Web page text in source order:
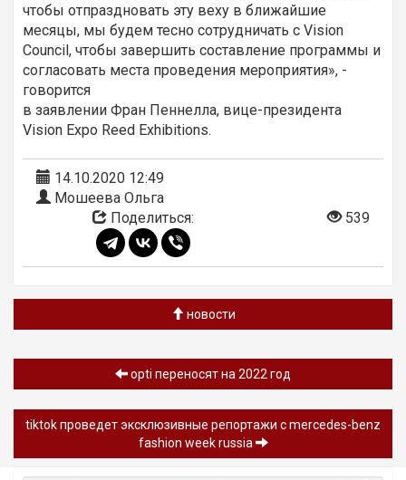
чтобы отпраздновать эту веху в ближайшие
месяцы, мы будем тесно сотрудничать с Vision
Council, чтобы завершить составление программы и
согласовать места проведения мероприятия», -
говорится
в заявлении Фран Пеннелла, вице-президента
Vision Expo Reed Exhibitions.
14.10.2020 12:49
Мошеева Ольга
Поделиться:
539
новости
opti переносят на 2022 год
tiktok проведет эксклюзивные репортажи с mercedes-benz
fashion week russia